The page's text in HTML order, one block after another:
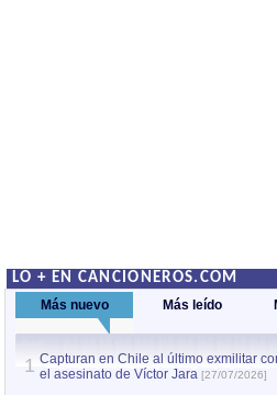
LO + EN CANCIONEROS.COM
Más nuevo Más leído
1 Capturan en Chile al último exmilitar
el asesinato de Víctor Jara [27/07/2026]